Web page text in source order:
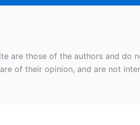
are those of the authors and
of their opinion, and are not